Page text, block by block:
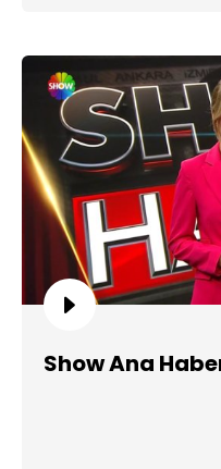
Show Ana